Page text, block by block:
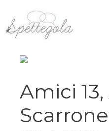
contenuto
Amici